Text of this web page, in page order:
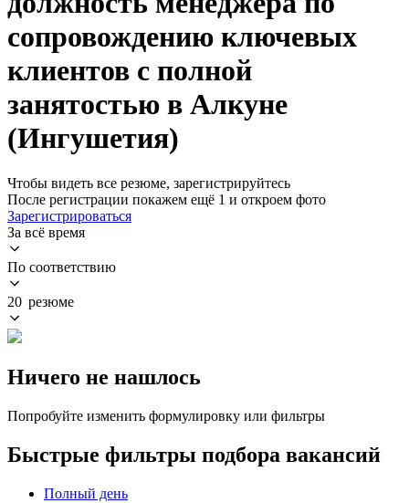
сопровождению ключевых
клиентов с полной
занятостью в Алкуне
(Ингушетия)
Чтобы видеть все резюме, зарегистрируйтесь
После регистрации покажем ещё 1 и откроем фото
Зарегистрироваться
За всё время
По соответствию
20 резюме
Ничего не нашлось
Попробуйте изменить формулировку или фильтры
Быстрые фильтры подбора вакансий
Полный день